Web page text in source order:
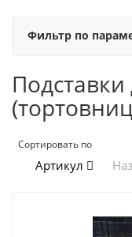
Фильтр по
Подставки
Сортировать по
Артикул